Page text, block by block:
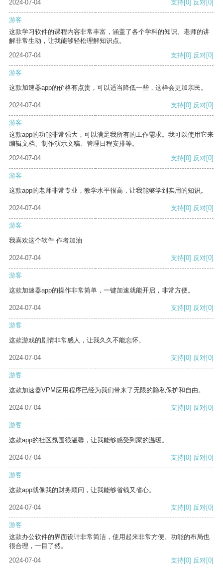
2024-07-04 支持 [0] 反对 [0]
游客
这款学习软件的课程内容非常丰富，涵盖了各个学科的知识。老师的讲
解非常生动，让我能够轻松理解知识点。
2024-07-04
支持[0] 反对[0]
游客
这款加速器app的价格有点贵，可以适当降低一些，这样会更加亲民。
2024-07-04 支持[0] 反对[0]
游客
这款app的功能非常强大，可以满足我所有的工作需求。我可以使用它来
编辑文档、制作演示文稿、管理日程安排等。
2024-07-04
支持[0] 反对[0]
游客
这款app的老师非常专业，教学水平很高，让我能够学到实用的知识。
2024-07-04 支持[0] 反对[0]
游客
我喜欢这个软件 作者加油
2024-07-04 支持[0] 反对[0]
游客
这款加速器app的操作非常简单，一键加速就能开启，非常方便。
2024-07-04 支持[0] 反对[0]
游客
这款游戏的剧情非常感人，让我久久不能忘怀。
2024-07-04 支持[0] 反对[0]
游客
这款加速器VPM应用程序已经为我们带来了无限的隐私保护和自由。
2024-07-04 支持[0] 反对[0]
游客
这款app的社区氛围很温馨，让我能够感受到家的温暖。
2024-07-04 支持[0] 反对[0]
游客
这款app就像我的财务顾问，让我能够省钱又省心。
2024-07-04 支持[0] 反对[0]
游客
这款办公软件的界面设计非常简洁，使用起来非常方便。功能的布局也
很合理，一目了然。
2024-07-04
支持[0] 反对[0]